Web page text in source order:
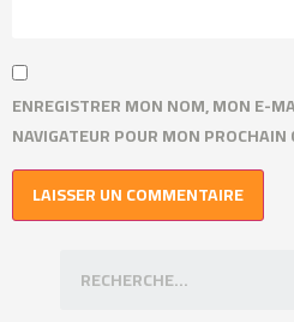
ENREGISTRER MON NOM, MON E-
NAVIGATEUR POUR MON